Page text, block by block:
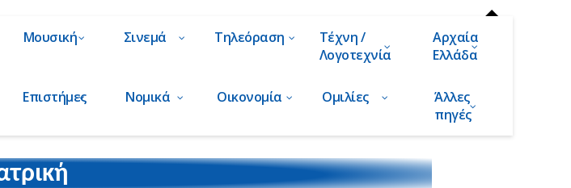
Μουσική Σινεμά Τηλεόραση
Τέχνη /
Λογοτεχνία
Αρχαία
Ελλάδα
Επιστήμες Νομικά Οικονομία Ομιλίες
Άλλες
πηγές